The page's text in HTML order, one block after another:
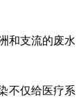
和支流的废水
不仅给医疗系